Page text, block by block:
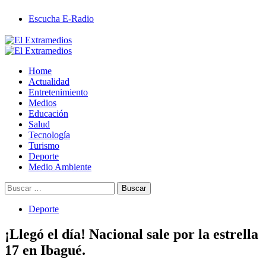
contenido
Escucha E-Radio
Primary
Home
Actualidad
Entretenimiento
Medios
Educación
Salud
Tecnología
Turismo
Deporte
Medio Ambiente
Buscar:
Deporte
¡Llegó el día! Nacional sale por la estrella
17 en Ibagué.